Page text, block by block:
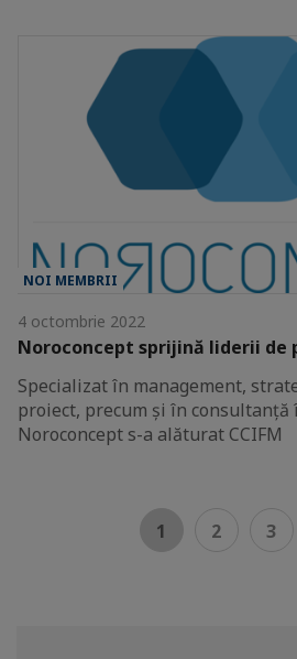
NOI MEMBRII
4 octombrie 2022
Noroconcept sprijină liderii de
Specializat în management,
proiect, precum și în consultanță
Noroconcept s-a alăturat CCIFM
1 2 3